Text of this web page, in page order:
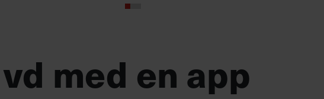
med en app